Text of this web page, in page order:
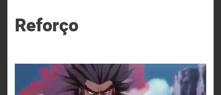
Reforço